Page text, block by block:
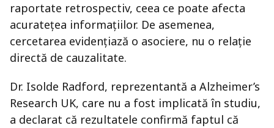
raportate retrospectiv, ceea ce poate afecta
acuratețea informațiilor. De asemenea,
cercetarea evidențiază o asociere, nu o relație
directă de cauzalitate.
Dr. Isolde Radford, reprezentantă a Alzheimer’s
Research UK, care nu a fost implicată în studiu,
a declarat că rezultatele confirmă faptul că